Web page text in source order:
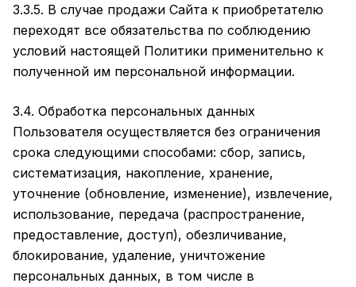
3.3.5. В случае продажи Сайта к приобретателю
переходят все обязательства по соблюдению
условий настоящей Политики применительно к
полученной им персональной информации.
3.4. Обработка персональных данных
Пользователя осуществляется без ограничения
срока следующими способами: сбор, запись,
систематизация, накопление, хранение,
уточнение (обновление, изменение), извлечение,
использование, передача (распространение,
предоставление, доступ), обезличивание,
блокирование, удаление, уничтожение
персональных данных, в том числе в